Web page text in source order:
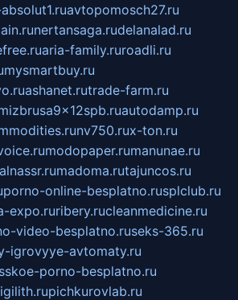
avtopomosch27.ru
nertansaga.rudelanalad.ru
aria-family.ruroadli.ru
mysmartbuy.ru
ashanet.rutrade-farm.ru
autodamp.ru
nv750.rux-ton.ru
modopaper.rumanunae.ru
madoma.rutajuncos.ru
porno-online-besplatno.rusplclub.ru
expo.ruribery.rucleanmedicine.ru
video-besplatno.ruseks-365.ru
igrovyye-avtomaty.ru
porno-besplatno.ru
pichkurovlab.ru